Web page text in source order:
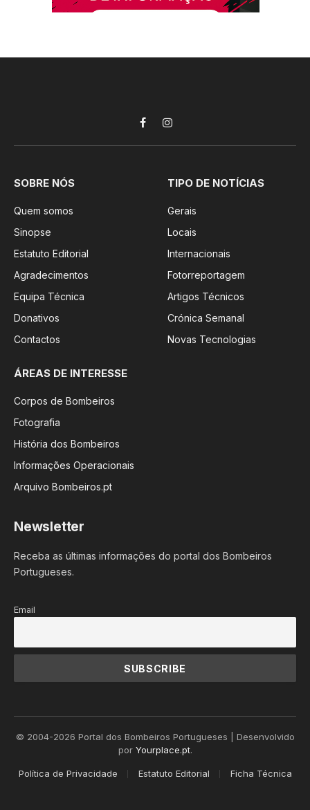
FacebookInstagram
SOBRE NÓS
Quem somos
Sinopse
Estatuto Editorial
Agradecimentos
Equipa Técnica
Donativos
Contactos
TIPO DE NOTÍCIAS
Gerais
Locais
Internacionais
Fotorreportagem
Artigos Técnicos
Crónica Semanal
Novas Tecnologias
ÁREAS DE INTERESSE
Corpos de Bombeiros
Fotografia
História dos Bombeiros
Informações Operacionais
Arquivo Bombeiros.pt
Newsletter
Receba as últimas informações do portal dos Bombeiros
Portugueses.
Email
© 2004-2026 Portal dos Bombeiros Portugueses | Desenvolvido
por Yourplace.pt.
Política de Privacidade Estatuto Editorial Ficha Técnica